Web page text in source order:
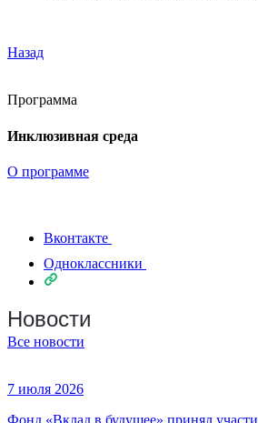
Назад
Программа
Инклюзивная среда
О программе
Вконтакте
Одноклассники
Новости
Все новости
7 июля 2026
Фонд «Вклад в будущее» принял